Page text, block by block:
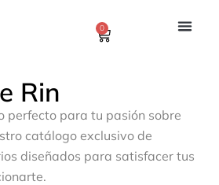
0
Rin
perfecto para tu pasión sobre
catálogo exclusivo de
diseñados para satisfacer tus